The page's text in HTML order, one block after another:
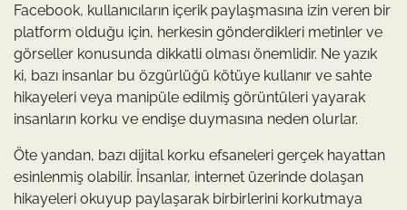
Facebook, kullanıcıların içerik paylaşmasına izin veren bir
platform olduğu için, herkesin gönderdikleri metinler ve
görseller konusunda dikkatli olması önemlidir. Ne yazık
ki, bazı insanlar bu özgürlüğü kötüye kullanır ve sahte
hikayeleri veya manipüle edilmiş görüntüleri yayarak
insanların korku ve endişe duymasına neden olurlar.
Öte yandan, bazı dijital korku efsaneleri gerçek hayattan
esinlenmiş olabilir. İnsanlar, internet üzerinde dolaşan
hikayeleri okuyup paylaşarak birbirlerini korkutmaya